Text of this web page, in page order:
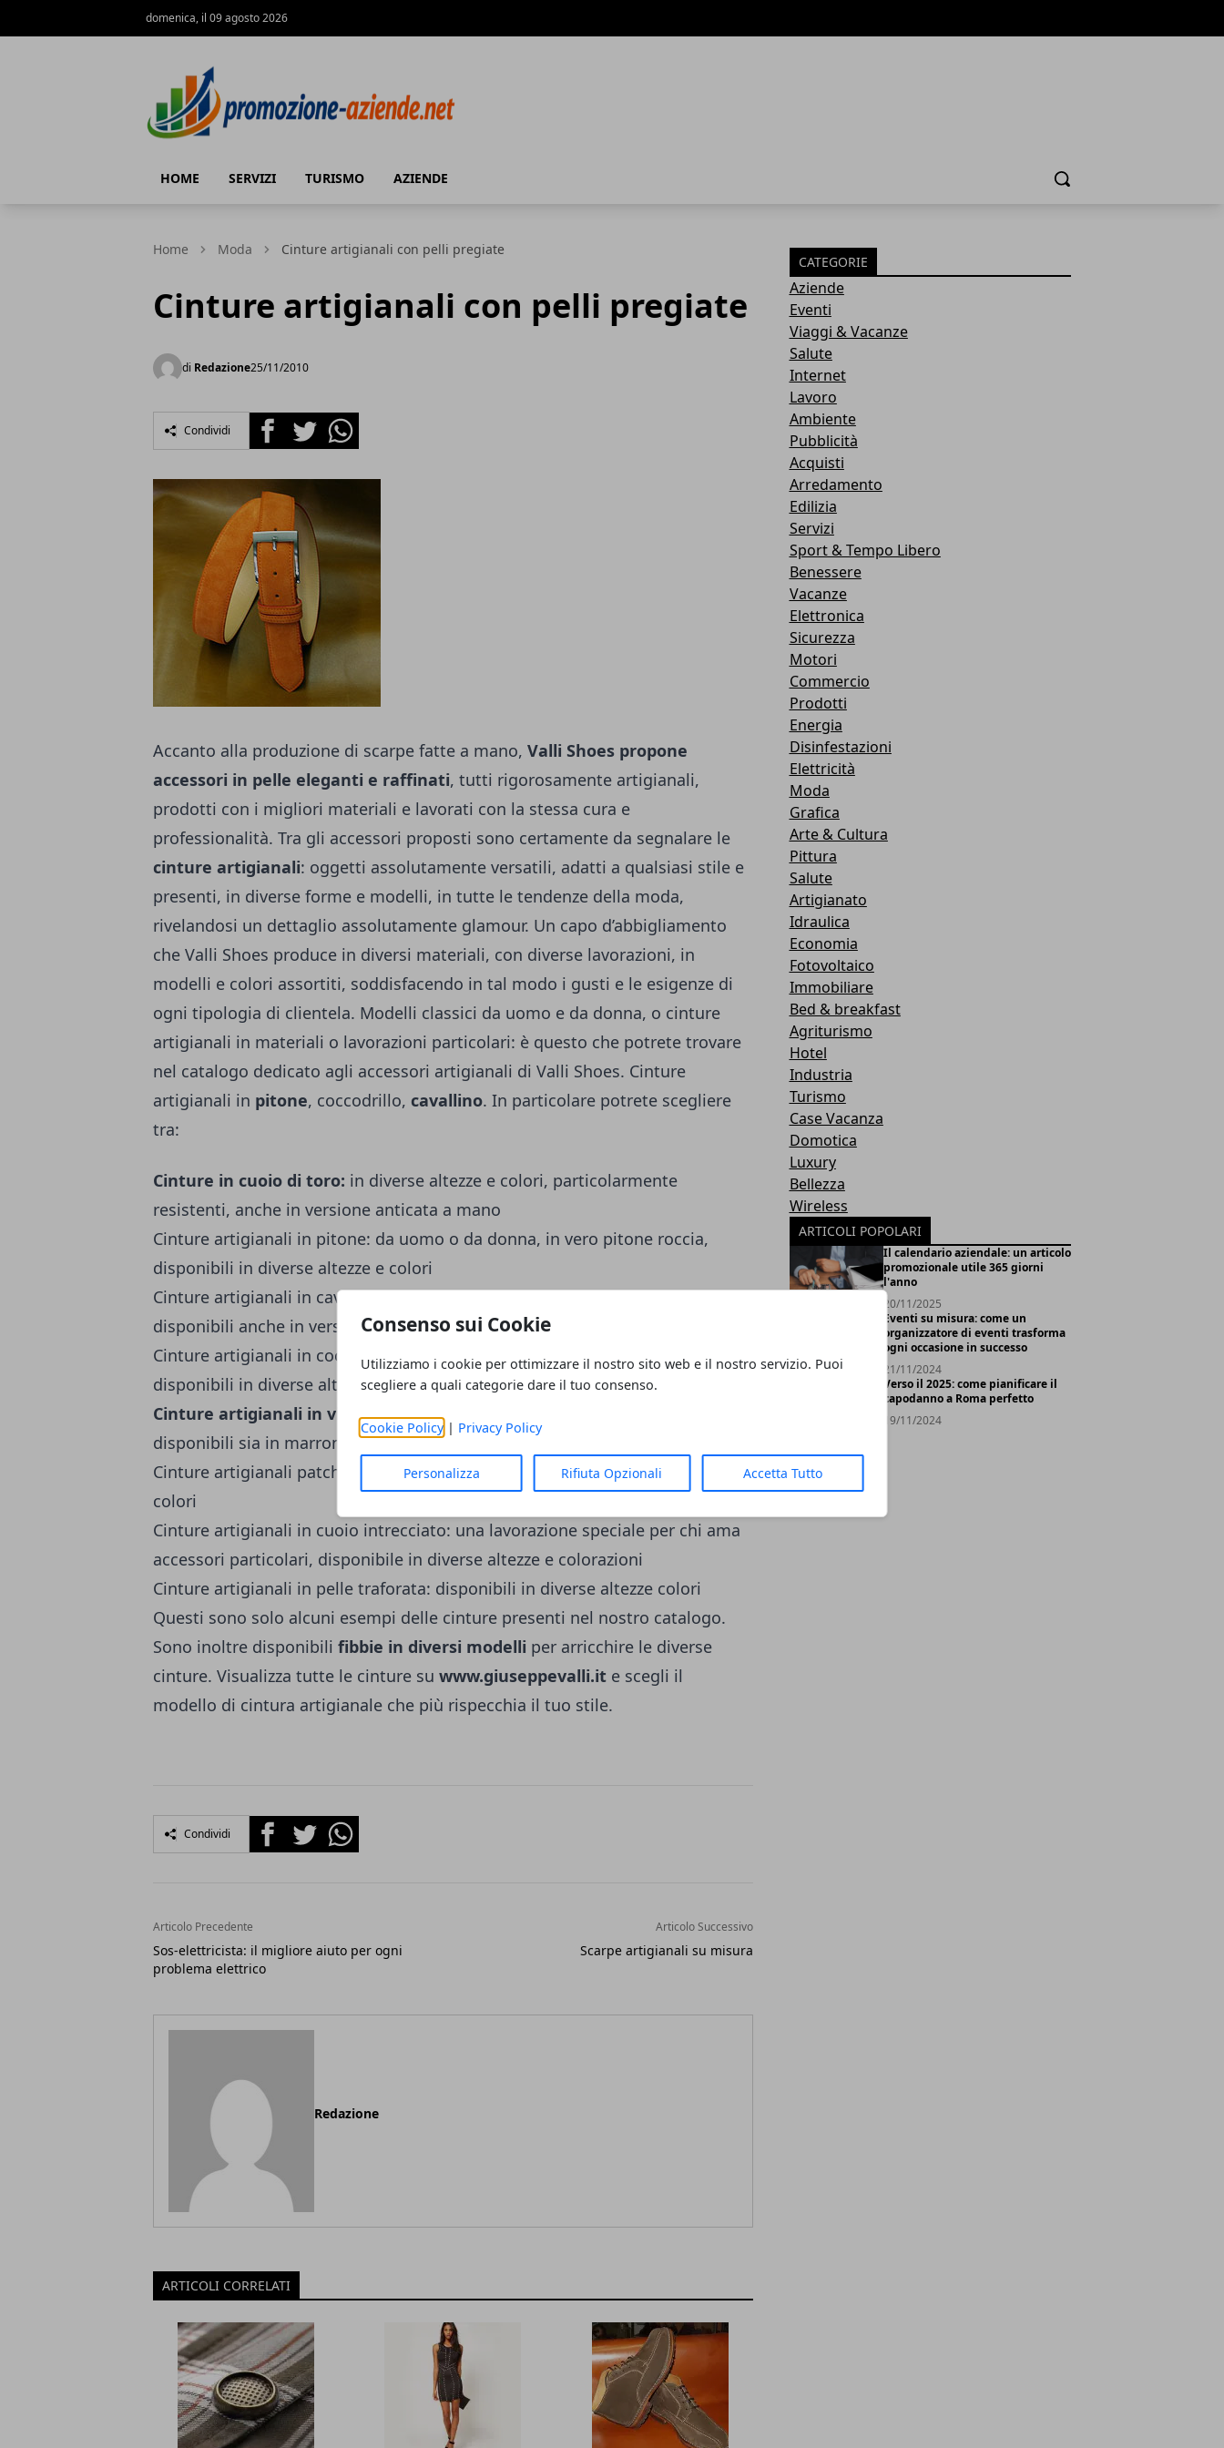
Consenso sui Cookie
Utilizziamo i cookie per ottimizzare il nostro sito web e il nostro servizio. Puoi
scegliere a quali categorie dare il tuo consenso.
Cookie Policy| Privacy Policy
Personalizza Rifiuta Opzionali Accetta Tutto
domenica, il 09 agosto 2026
HOME SERVIZI TURISMO AZIENDE Cerca
Home Moda Cinture artigianali con pelli pregiate
Cinture artigianali con pelli pregiate
di Redazione25/11/2010
Condividi FacebookTwitterWhatsapp
Accanto alla produzione di scarpe fatte a mano, Valli Shoes propone
accessori in pelle eleganti e raffinati, tutti rigorosamente artigianali,
prodotti con i migliori materiali e lavorati con la stessa cura e
professionalità. Tra gli accessori proposti sono certamente da segnalare le
cinture artigianali: oggetti assolutamente versatili, adatti a qualsiasi stile e
presenti, in diverse forme e modelli, in tutte le tendenze della moda,
rivelandosi un dettaglio assolutamente glamour. Un capo d’abbigliamento
che Valli Shoes produce in diversi materiali, con diverse lavorazioni, in
modelli e colori assortiti, soddisfacendo in tal modo i gusti e le esigenze di
ogni tipologia di clientela. Modelli classici da uomo e da donna, o cinture
artigianali in materiali o lavorazioni particolari: è questo che potrete trovare
nel catalogo dedicato agli accessori artigianali di Valli Shoes. Cinture
artigianali in pitone, coccodrillo, cavallino. In particolare potrete scegliere
tra:
Cinture in cuoio di toro: in diverse altezze e colori, particolarmente
resistenti, anche in versione anticata a mano
Cinture artigianali in pitone: da uomo o da donna, in vero pitone roccia,
disponibili in diverse altezze e colori
Cinture artigianali in cavallino: in diverse altezze e con diverse lavorazioni,
disponibili anche in versione bicolore o in versione lavata
Cinture artigianali in coccodrillo: raffinate e sempre attuali, anch’esse
disponibili in diverse altezze e modelli, disponibili anche in versione cognac
Cinture artigianali in vitello francese
disponibili sia in marrone che in nero, anch’esse in diverse altezze
Cinture artigianali patchwork: lavorate con diversi materiali e con diversi
colori
Cinture artigianali in cuoio intrecciato: una lavorazione speciale per chi ama
accessori particolari, disponibile in diverse altezze e colorazioni
Cinture artigianali in pelle traforata: disponibili in diverse altezze colori
Questi sono solo alcuni esempi delle cinture presenti nel nostro catalogo.
Sono inoltre disponibili fibbie in diversi modelli per arricchire le diverse
cinture. Visualizza tutte le cinture su www.giuseppevalli.it e scegli il
modello di cintura artigianale che più rispecchia il tuo stile.
Condividi FacebookTwitterWhatsapp
Articolo Precedente
Sos-elettricista: il migliore aiuto per ogni
problema elettrico
Articolo Successivo
Scarpe artigianali su misura
Redazione
ARTICOLI CORRELATI
CATEGORIE
Aziende
Eventi
Viaggi & Vacanze
Salute
Internet
Lavoro
Ambiente
Pubblicità
Acquisti
Arredamento
Edilizia
Servizi
Sport & Tempo Libero
Benessere
Vacanze
Elettronica
Sicurezza
Motori
Commercio
Prodotti
Energia
Disinfestazioni
Elettricità
Moda
Grafica
Arte & Cultura
Pittura
Salute
Artigianato
Idraulica
Economia
Fotovoltaico
Immobiliare
Bed & breakfast
Agriturismo
Hotel
Industria
Turismo
Case Vacanza
Domotica
Luxury
Bellezza
Wireless
ARTICOLI POPOLARI
Il calendario aziendale: un articolo
promozionale utile 365 giorni
l'anno
20/11/2025
Eventi su misura: come un
organizzatore di eventi trasforma
ogni occasione in successo
21/11/2024
Verso il 2025: come pianificare il
capodanno a Roma perfetto
19/11/2024